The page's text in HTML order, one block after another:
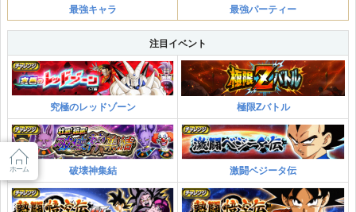
最強キャラ 最強パーティー
注目イベント
究極のレッドゾーン 極限Zバトル
破壊神集結 激闘ベジータ伝
ホーム